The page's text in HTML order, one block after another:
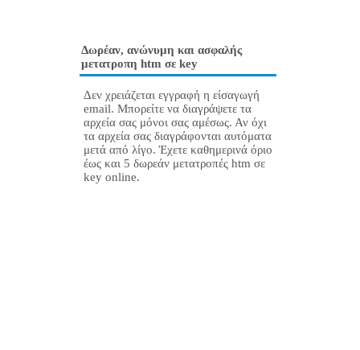
Δωρέαν, ανώνυμη και ασφαλής
μετατροπη htm σε key
Δεν χρειάζεται εγγραφή η είσαγωγή
email. Μπορείτε να διαγράψετε τα
αρχεία σας μόνοι σας αμέσως. Αν όχι
τα αρχεία σας διαγράφονται αυτόματα
μετά από λίγο. Έχετε καθημερινά όριο
έως και 5 δωρεάν μετατροπές htm σε
key online.